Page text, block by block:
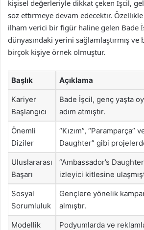
kişisel değerleriyle dikkat çeken İşcil,
söz ettirmeye devam edecektir.
ilham verici bir figür haline gelen Bade
dünyasındaki yerini sağlamlaştırmış ve
birçok kişiye örnek olmuştur.
Başlık Açıklama
Kariyer
Başlangıcı
Bade İşcil, genç yaşta
adım atmıştır.
Önemli
Diziler
“Kızım”, “Paramparça”
Daughter” gibi
Uluslararası
Başarı
“Ambassador’s
izleyici kitlesine
Sosyal
Sorumluluk
Gençlere yönelik
almıştır.
Modellik
Podyumlarda ve